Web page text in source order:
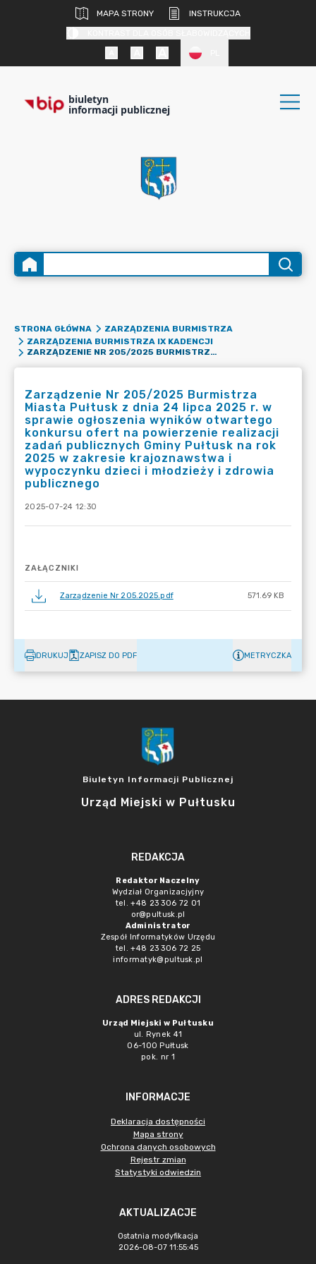
MAPA STRONY
INSTRUKCJA
biuletyn
informacji publicznej
STRONA GŁÓWNA
ZARZĄDZENIA BURMISTRZA
ZARZĄDZENIA BURMISTRZA IX KADENCJI
ZARZĄDZENIE NR 205/2025 BURMISTRZA MIASTA PUŁTUSK Z DNIA 24 LIPCA 2025 R. W SPRAWIE OGŁOSZENIA WYNIKÓW OTWARTEGO KONKURSU OFERT NA POWIERZENIE REALIZACJI ZADAŃ PUBLICZNYCH GMINY PUŁTUSK NA ROK 2025 W ZAKRESIE KRAJOZNAWSTWA I WYPOCZYNKU DZIECI I MŁODZIEŻY I ZDROWIA PUBLICZNEGO
Zarządzenie Nr 205/2025 Burmistrza
Miasta Pułtusk z dnia 24 lipca 2025 r. w
sprawie ogłoszenia wyników otwartego
konkursu ofert na powierzenie realizacji
zadań publicznych Gminy Pułtusk na rok
2025 w zakresie krajoznawstwa i
wypoczynku dzieci i młodzieży i zdrowia
publicznego
2025-07-24 12:30
ZAŁĄCZNIKI
Zarządzenie Nr 205.2025.pdf 571.69 KB
DRUKUJ ZAPISZ DO PDF METRYCZKA
Biuletyn Informacji Publicznej
Urząd Miejski w Pułtusku
REDAKCJA
Redaktor Naczelny
Wydział Organizacjyjny
tel. +48 23 306 72 01
or@pultusk.pl
Administrator
Zespół Informatyków Urzędu
tel. +48 23 306 72 25
informatyk@pultusk.pl
ADRES REDAKCJI
Urząd Miejski w Pułtusku
ul. Rynek 41
06-100 Pułtusk
pok. nr 1
INFORMACJE
Deklaracja dostępności
Mapa strony
Ochrona danych osobowych
Rejestr zmian
Statystyki odwiedzin
AKTUALIZACJE
Ostatnia modyfikacja
2026-08-07 11:55:45